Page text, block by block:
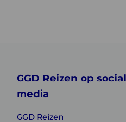
GGD Reizen op social
media
GGD Reizen